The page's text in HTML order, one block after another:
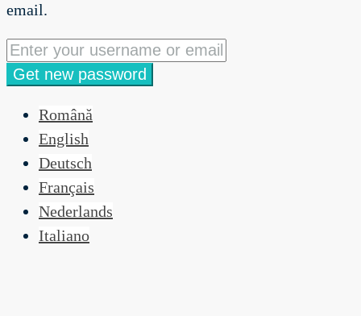
email.
Get new password
Română
English
Deutsch
Français
Nederlands
Italiano